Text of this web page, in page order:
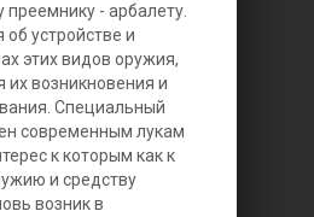
- арбалету.
об устройстве и
этих видов оружия,
их возникновения и
Специальный
современным лукам
к которым как к
и средству
возник в